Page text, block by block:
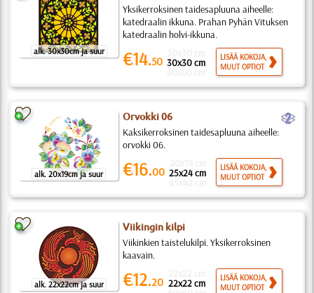
alk. 30x30cm ja suur
Yksikerroksinen taidesapluuna aiheelle:
katedraalin ikkuna. Prahan Pyhän Vituksen
katedraalin holvi-ikkuna.
€14.50 30x30 cm
LISÄÄ KOKOJA,
MUUT OPTIOT
alk. 20x19cm ja suur
Orvokki 06 b
Kaksikerroksinen taidesapluuna aiheelle:
orvokki 06.
€16.00 25x24 cm
LISÄÄ KOKOJA,
MUUT OPTIOT
alk. 22x22cm ja suur
Viikingin kilpi
Viikinkien taistelukilpi. Yksikerroksinen
kaavain.
€12.20 22x22 cm
LISÄÄ KOKOJA,
MUUT OPTIOT